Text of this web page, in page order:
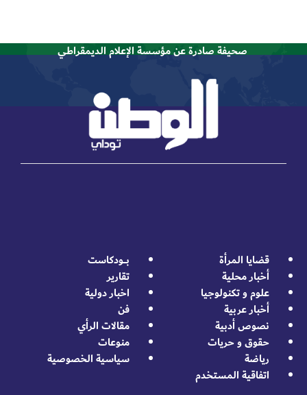
صحيفة صادرة عن مؤسسة الإعلام الديمقراطي
قضايا المرأة
بــــودكاست
أخبار محلية
تقارير
علوم و تكنولوجيا
اخبار دولية
أخبار عربية
فن
نصوص أدبية
مقالات الرأي
حقوق و حريات
منوعات
رياضة
سياسية الخصوصية
اتفاقية المستخدم